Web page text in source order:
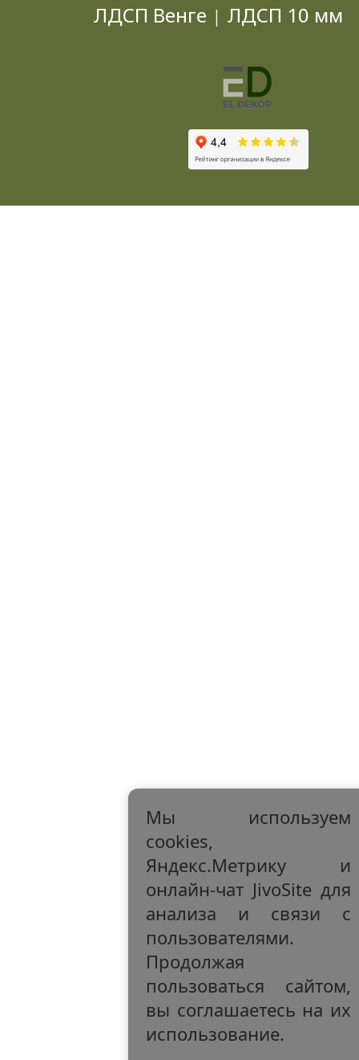
ЛДСП Венге | ЛДСП 10 мм
Мы используем
cookies,
Яндекс.Метрику и
онлайн-чат JivoSite для
анализа и связи с
пользователями.
Продолжая
пользоваться сайтом,
вы соглашаетесь на их
использование.